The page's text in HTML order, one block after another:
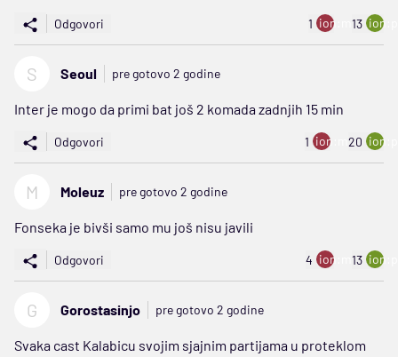
Odgovori 1 ion:minus
13
S Seoul pre gotovo 2 godine
Inter je mogo da primi bat još 2 komada zadnjih 15 min
Odgovori 1 ion:minus
20
M Moleuz pre gotovo 2 godine
Fonseka je bivši samo mu još nisu javili
Odgovori 4 ion:minus
13
G Gorostasinjo pre gotovo 2 godine
Svaka cast Kalabicu svojim sjajnim partijama u proteklom